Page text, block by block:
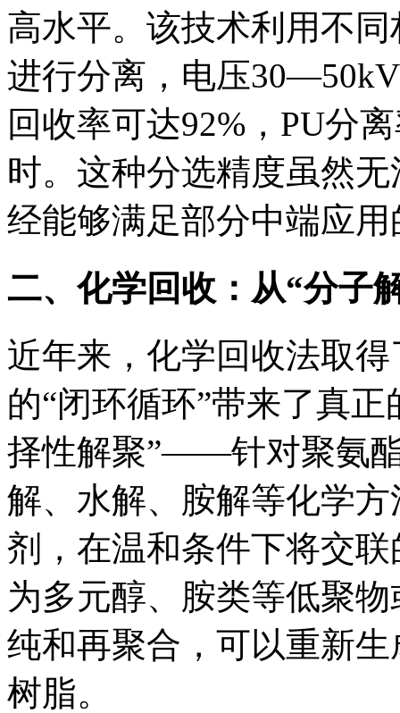
高水平。该技术利用不
进行分离，电压
回收率可达92%，PU分
时。这种分选精度虽然
经能够满足部分中端应
二、化学回收：从“分子
近年来，化学回收法取
的“闭环循环”带来了真
择性解聚”——针对聚氨
解、水解、胺解等化学
剂，在温和条件下将交
为多元醇、胺类等低聚
纯和再聚合，可以重新
树脂。